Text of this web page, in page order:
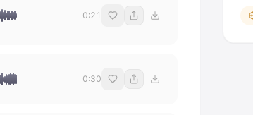
0:21
0:30